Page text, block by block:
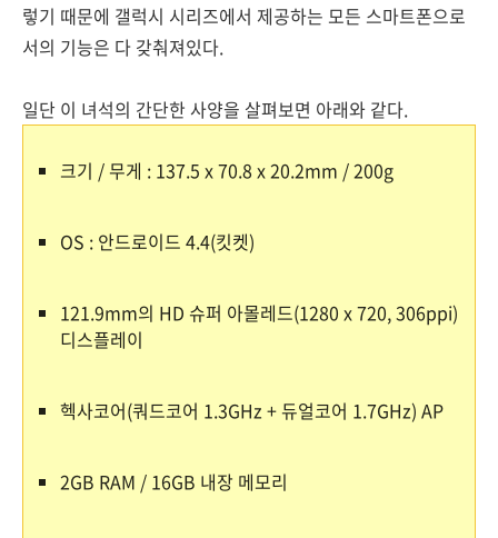
렇기 때문에 갤럭시 시리즈에서 제공하는 모든 스마트폰으로
서의 기능은 다 갖춰져있다.
일단 이 녀석의 간단한 사양을 살펴보면 아래와 같다.
크기 / 무게 : 137.5 x 70.8 x 20.2mm / 200g
OS : 안드로이드 4.4(킷켓)
121.9mm의 HD 슈퍼 아몰레드(1280 x 720, 306ppi)
디스플레이
헥사코어(쿼드코어 1.3GHz + 듀얼코어 1.7GHz) AP
2GB RAM / 16GB 내장 메모리